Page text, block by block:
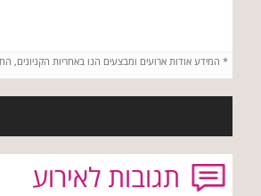
* המידע אודות ארועים ומבצעים הנו באחריות הקניונים,
תגובות לאירוע